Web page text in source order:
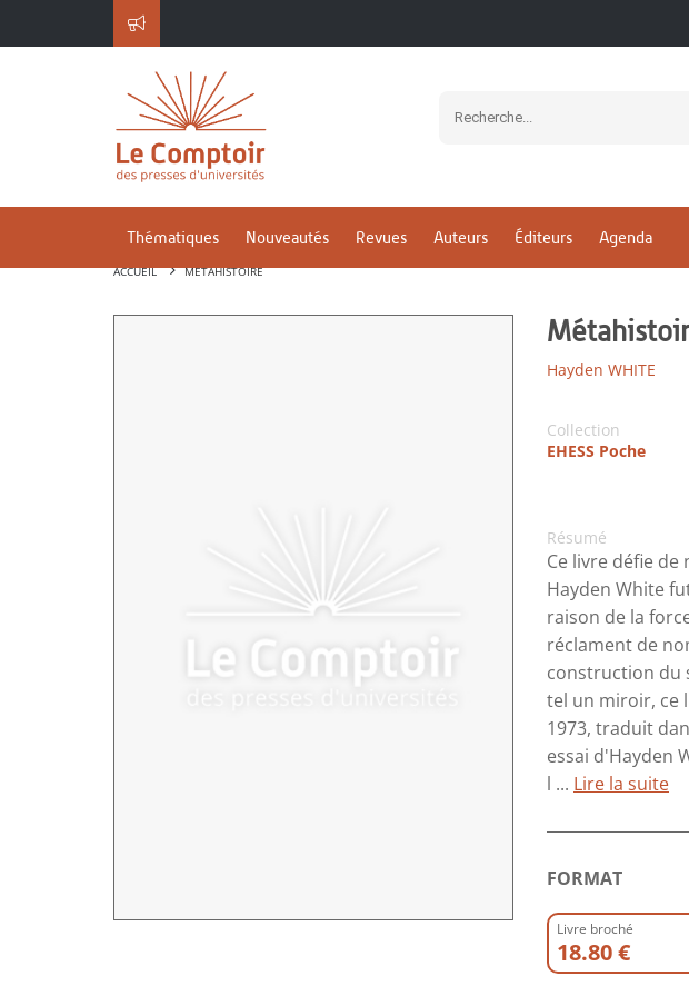
Thématiques Nouveautés Revues Auteurs Éditeurs Agenda
ACCUEIL MÉTAHISTOIRE
Hayden WHITE
Collection
EHESS Poche
Résumé
Ce livre défie
Hayden White
raison de la
réclament de
construction du
tel un miroir, ce
1973, traduit
essai d'Hayden
l ... Lire la suite
FORMAT
Livre broché
18.80 €